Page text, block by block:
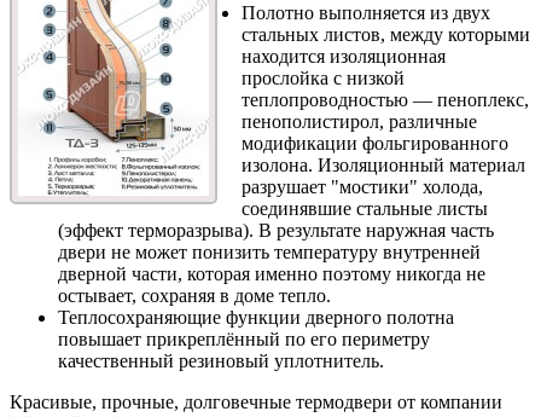
Полотно выполняется из двух
стальных листов, между которыми
находится изоляционная
прослойка с низкой
теплопроводностью — пеноплекс,
пенополистирол, различные
модификации фольгированного
изолона. Изоляционный материал
разрушает "мостики" холода,
соединявшие стальные листы
(эффект терморазрыва). В результате наружная часть
двери не может понизить температуру внутренней
дверной части, которая именно поэтому никогда не
остывает, сохраняя в доме тепло.
Теплосохраняющие функции дверного полотна
повышает прикреплённый по его периметру
качественный резиновый уплотнитель.
Красивые, прочные, долговечные термодвери от компании